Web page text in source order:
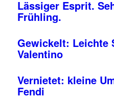
Lässiger Esprit.
Frühling.
Gewickelt: Leichte
Valentino
Vernietet: kleine
Fendi